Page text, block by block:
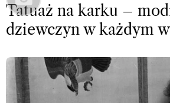
Tatuaż na karku –
dziewczyn w każdym